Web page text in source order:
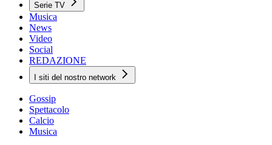
Serie TV
Musica
News
Video
Social
REDAZIONE
I siti del nostro network
Gossip
Spettacolo
Calcio
Musica